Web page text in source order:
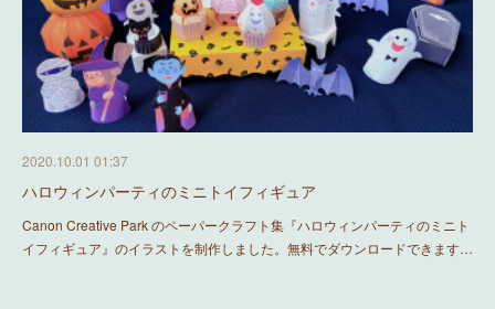
2020.10.01 01:37
ハロウィンパーティのミニトイフィギュア
Canon Creative Park のペーパークラフト集『ハロウィンパーティのミニト
イフィギュア』のイラストを制作しました。無料でダウンロードできます…